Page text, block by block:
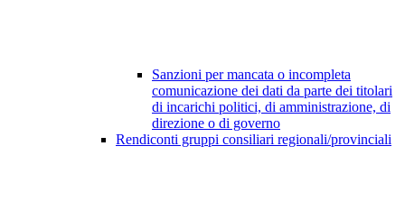
Sanzioni per mancata o incompleta
comunicazione dei dati da parte dei titolari
di incarichi politici, di amministrazione, di
direzione o di governo
Rendiconti gruppi consiliari regionali/provinciali